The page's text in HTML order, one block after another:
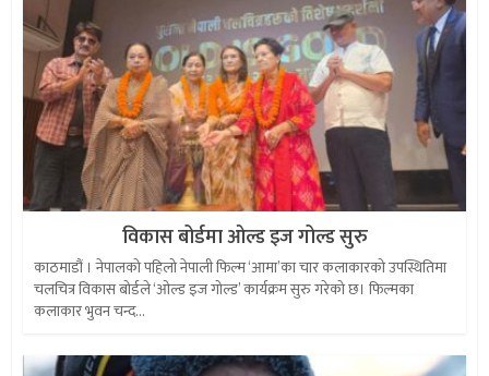
विकास बोर्डमा ओल्ड इज गोल्ड सुरु
काठमाडौं । नेपालको पहिलो नेपाली फिल्म ‘आमा’का चार कलाकारको उपस्थितिमा
चलचित्र विकास बोर्डले ‘ओल्ड इज गोल्ड’ कार्यक्रम सुरु गरेको छ। फिल्मका
कलाकार भुवन चन्द...